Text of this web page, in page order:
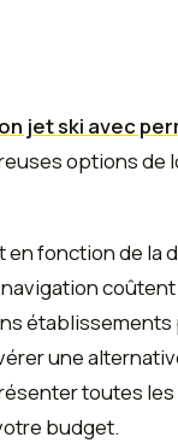
jet ski avec
options
fonction de la
une
toutes
budget.